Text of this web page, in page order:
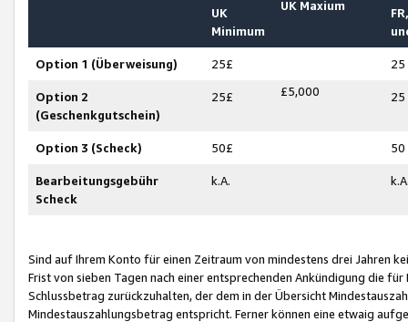
UK
Minimum
UK Maxium
Option 1 (Überweisung) 25£ 25
Option 2
(Geschenkgutschein)
25£ £5,000 25
Option 3 (Scheck) 50£ 50
Bearbeitungsgebühr
Scheck
k.A.
Sind auf Ihrem Konto für einen Zeitraum von mindestens drei Jahren
Frist von sieben Tagen nach einer entsprechenden Ankündigung die
Schlussbetrag zurückzuhalten, der dem in der Übersicht
Mindestauszahlungsbetrag entspricht. Ferner können eine etwaig